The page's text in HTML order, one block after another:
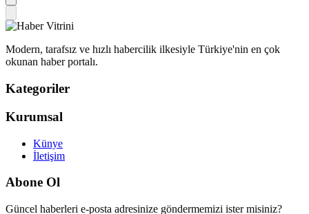
Modern, tarafsız ve hızlı habercilik ilkesiyle Türkiye'nin en çok
okunan haber portalı.
Kategoriler
Kurumsal
Künye
İletişim
Abone Ol
Güncel haberleri e-posta adresinize göndermemizi ister misiniz?